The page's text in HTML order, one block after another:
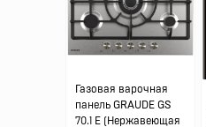
Газовая варочная
панель GRAUDE GS
70.1 E (Нержавеющая